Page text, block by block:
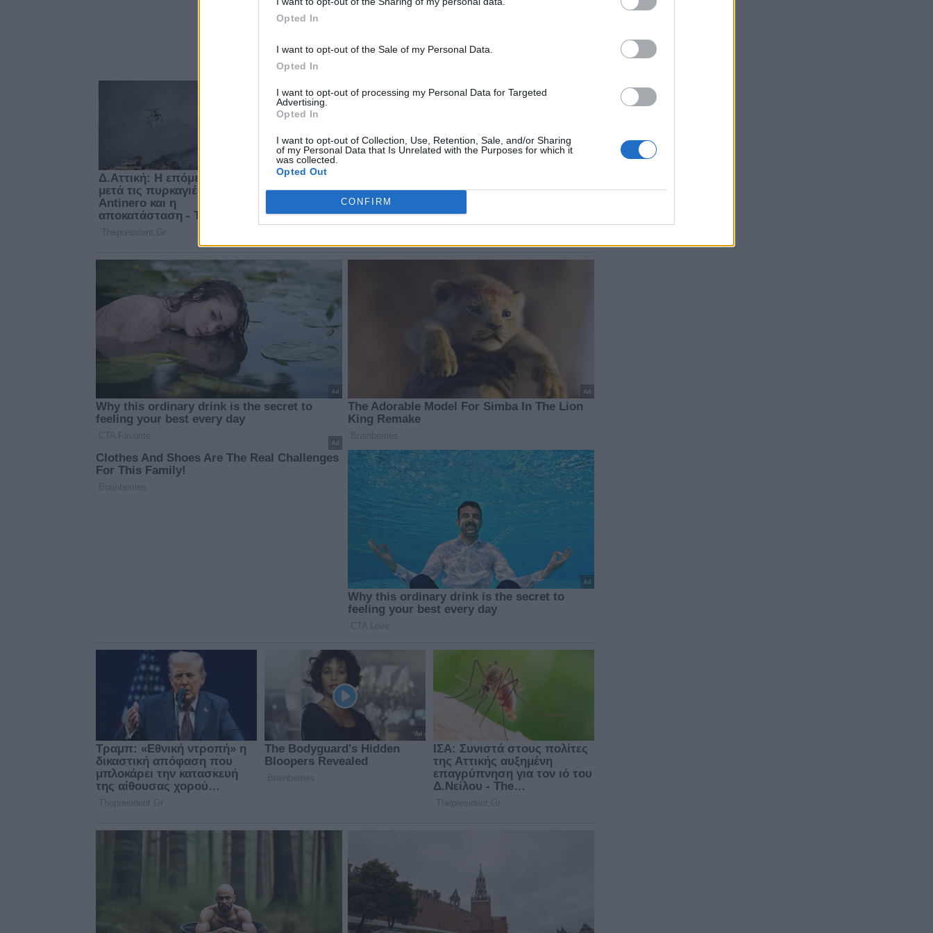
Opted In
I want to opt-out of the Sale of my Personal Data.
Opted In
I want to opt-out of processing my Personal Data for Targeted
Advertising.
Opted In
I want to opt-out of Collection, Use, Retention, Sale, and/or Sharing
of my Personal Data that Is Unrelated with the Purposes for which it
was collected.
Opted Out
CONFIRM